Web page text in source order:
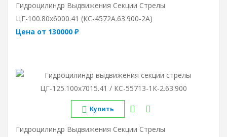
Гидроцилиндр Выдвижения Секции Стрелы
ЦГ-100.80х6000.41 (КС-4572А.63.900-2А)
Цена от 130000 ₽
Купить
Гидроцилиндр Выдвижения Секции Стрелы